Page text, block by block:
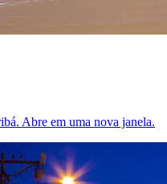
Abre em uma nova janela.